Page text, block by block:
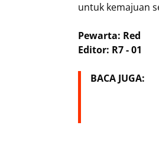
untuk kemajuan
Pewarta: Red
Editor: R7 - 01
BACA JUGA: